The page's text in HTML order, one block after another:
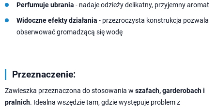
Perfumuje ubrania - nadaje odzieży delikatny, przyjemny aromat
Widoczne efekty działania - przezroczysta konstrukcja pozwala
obserwować gromadzącą się wodę
Przeznaczenie:
Zawieszka przeznaczona do stosowania w szafach, garderobach i
pralnich. Idealna wszędzie tam, gdzie występuje problem z